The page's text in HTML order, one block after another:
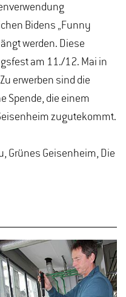
Bidens „Funny
werden. Diese
am 11./12. Mai in
erwerben sind die
Spende, die einem
zugutekommt.
Grünes Geisenheim, Die